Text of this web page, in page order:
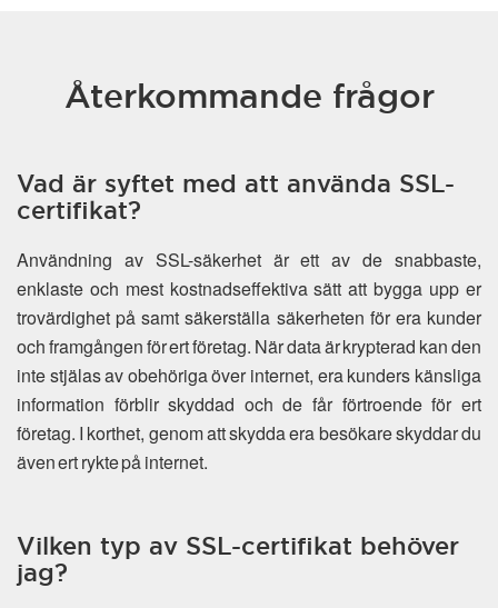
Återkommande frågor
Vad är syftet med att använda SSL-
certifikat?
Användning av SSL-säkerhet är ett av de snabbaste,
enklaste och mest kostnadseffektiva sätt att bygga upp er
trovärdighet på samt säkerställa säkerheten för era kunder
och framgången för ert företag. När data är krypterad kan den
inte stjälas av obehöriga över internet, era kunders känsliga
information förblir skyddad och de får förtroende för ert
företag. I korthet, genom att skydda era besökare skyddar du
även ert rykte på internet.
Vilken typ av SSL-certifikat behöver
jag?